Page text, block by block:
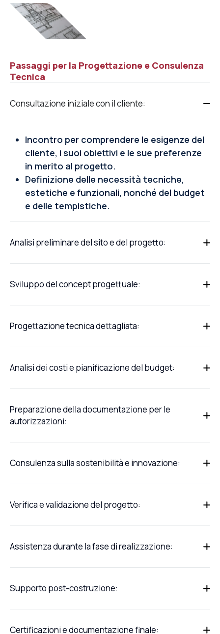
Passaggi per la Progettazione e Consulenza
Tecnica
Consultazione iniziale con il cliente:
Incontro per comprendere le esigenze del
cliente, i suoi obiettivi e le sue preferenze
in merito al progetto.
Definizione delle necessità tecniche,
estetiche e funzionali, nonché del budget
e delle tempistiche.
Analisi preliminare del sito e del progetto:
Sviluppo del concept progettuale:
Progettazione tecnica dettagliata:
Analisi dei costi e pianificazione del budget:
Preparazione della documentazione per le
autorizzazioni:
Consulenza sulla sostenibilità e innovazione:
Verifica e validazione del progetto:
Assistenza durante la fase di realizzazione:
Supporto post-costruzione:
Certificazioni e documentazione finale: